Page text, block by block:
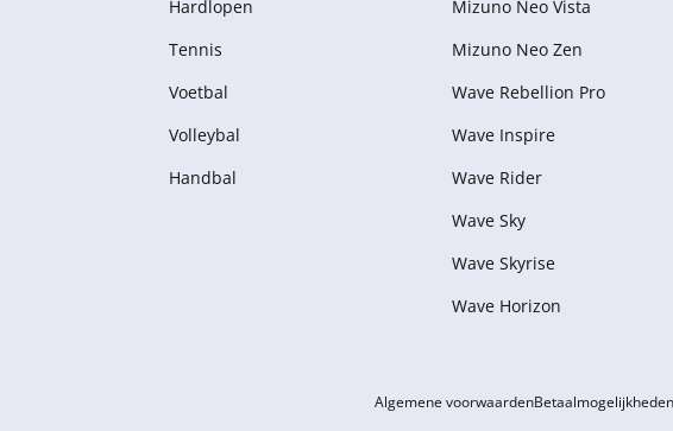
Hardlopen
Tennis
Voetbal
Volleybal
Handbal
Mizuno Neo Vista
Mizuno Neo Zen
Wave Rebellion Pro
Wave Inspire
Wave Rider
Wave Sky
Wave Skyrise
Wave Horizon
Algemene voorwaardenBetaalmogelijkheden